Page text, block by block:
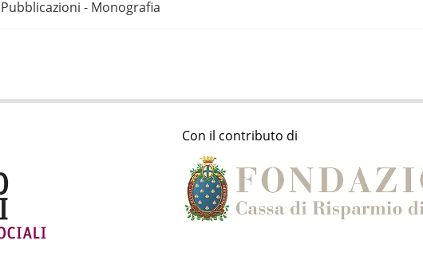
Pubblicazioni - Monografia
Con il contributo di